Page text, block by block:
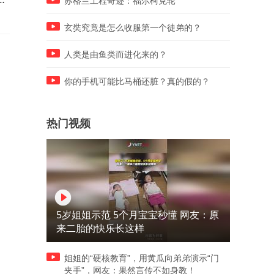
玄奘究竟是怎么收服第一个徒弟的？
人类是由鱼类而进化来的？
你的手机可能比马桶还脏？真的假的？
热门视频
5岁姐姐示范 5个月宝宝秒懂 网友：原
来二胎的快乐长这样
姐姐的“硬核教育”，用黄瓜向弟弟演示“门
夹手”，网友：果然言传不如身教！